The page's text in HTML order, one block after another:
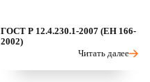
ГОСТ Р 12.4.230.1-2007 (ЕН 166-
2002)
Читать далее